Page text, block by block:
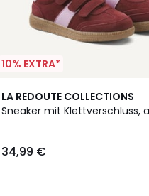
10% EXTRA*
LA REDOUTE COLLECTIONS
Sneaker mit Klettverschluss,
34,99 €